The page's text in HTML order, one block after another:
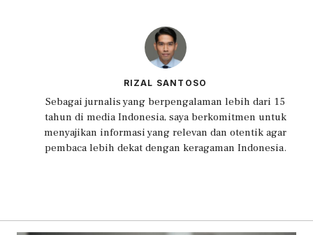
RIZAL SANTOSO
Sebagai jurnalis yang berpengalaman lebih dari 15
tahun di media Indonesia, saya berkomitmen untuk
menyajikan informasi yang relevan dan otentik agar
pembaca lebih dekat dengan keragaman Indonesia.